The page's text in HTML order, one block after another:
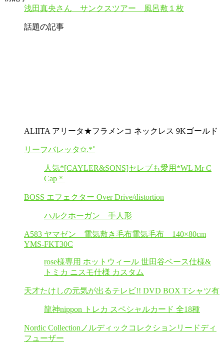
浅田真央さん サンクスツアー 風呂敷１枚
話題の記事
ALIITA アリータ★フラメンコ ネックレス 9Kゴールド
リーフバレッタ✩.*˚
人気*[CAYLER&SONS]セレブも愛用*WL Mr C
Cap＊
BOSS エフェクター Over Drive/distortion
ハルクホーガン 手人形
A583 ヤマゼン 電気敷き毛布電気毛布 140×80cm
YMS-FKT30C
rose様専用 ホットウィール 世田谷ベース仕様&
トミカ ニスモ仕様 カスタム
天才たけしの元気が出るテレビ!! DVD BOX Tシャツ有
龍神nippon トレカ スペシャルカード 全18種
Nordic Collectionノルディックコレクションリードディ
フューザー